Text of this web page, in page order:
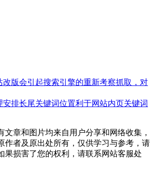
改版会引起搜索引擎的重新考察抓取，对
安排长尾关键词位置利于网站内页关键词
文章和图片均来自用户分享和网络收集，
作者及原出处所有，仅供学习与参考，请
果损害了您的权利，请联系网站客服处